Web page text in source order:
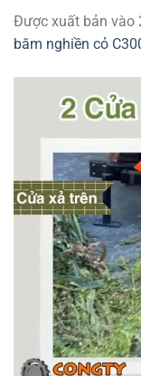
Được xuất bản vào
băm nghiền cỏ